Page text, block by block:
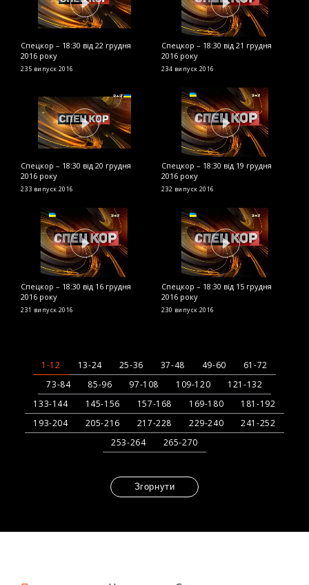
Спецкор – 18:30 від 22 грудня
2016 року
235 випуск 2016
Спецкор – 18:30 від 21 грудня
2016 року
234 випуск 2016
Спецкор – 18:30 від 20 грудня
2016 року
233 випуск 2016
Спецкор – 18:30 від 19 грудня
2016 року
232 випуск 2016
Спецкор – 18:30 від 16 грудня
2016 року
231 випуск 2016
Спецкор – 18:30 від 15 грудня
2016 року
230 випуск 2016
1-12 13-24 25-36 37-48 49-60
61-72
73-84
85-96 97-108 109-120
121-132
133-144
145-156 157-168 169-180
181-192
193-204
205-216 217-228 229-240
241-252
253-264
265-270
Згорнути